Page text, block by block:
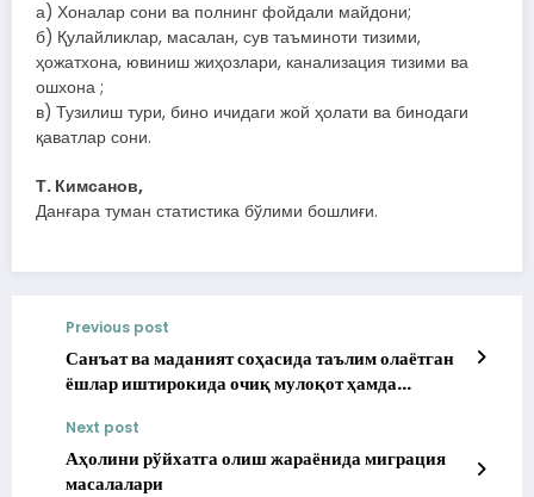
а) Хоналар сони ва полнинг фойдали майдони;
б) Қулайликлар, масалан, сув таъминоти тизими,
ҳожатхона, ювиниш жиҳозлари, канализация тизими ва
ошхона ;
в) Тузилиш тури, бино ичидаги жой ҳолати ва бинодаги
қаватлар сони.
Т. Кимсанов,
Данғара туман статистика бўлими бошлиғи.
Previous post
Санъат ва маданият соҳасида таълим олаётган
ёшлар иштирокида очиқ мулоқот ҳамда
Next post
Аҳолини рўйхатга олиш жараёнида миграция
масалалари